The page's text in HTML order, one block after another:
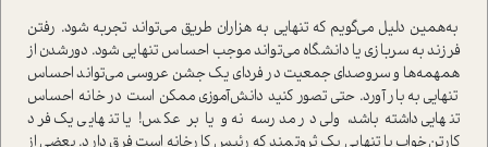
به‌همین دلیل می‌گویم که تنهایی به هزاران طریق می‌تواند تجربه شود. رفتن
فرزند به سربازی یا دانشگاه می‌تواند موجب احساس تنهایی شود. دور‌شدن از
همهمه‌ها و سر‌و‌صدای جمعیت در فردای یک جشن عروسی می‌تواند احساس
تنهایی به بار آورد. حتی تصور کنید دانش‌آموزی ممکن ا‌ست در خانه احساس
تنهایی داشته باشد، ولی در مدرسه نه و یا بر عکس! یا تنهایی یک فرد
کارتن‌خواب با تنهایی یک ثروتمند که رئیس کارخانه ا‌ست فرق دارد. بعضی از